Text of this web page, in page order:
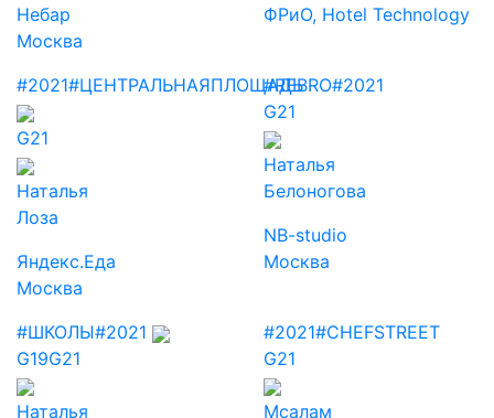
Небар
Москва
ФРиО, Hotel Technology
#2021#ЦЕНТРАЛЬНАЯПЛОЩАДЬ
G21
Наталья
Лоза
Яндекс.Еда
Москва
#REBRO#2021
G21
Наталья
Белоногова
NB-studio
Москва
#ШКОЛЫ#2021
G19G21
Наталья
#2021#CHEFSTREET
G21
Мсалам